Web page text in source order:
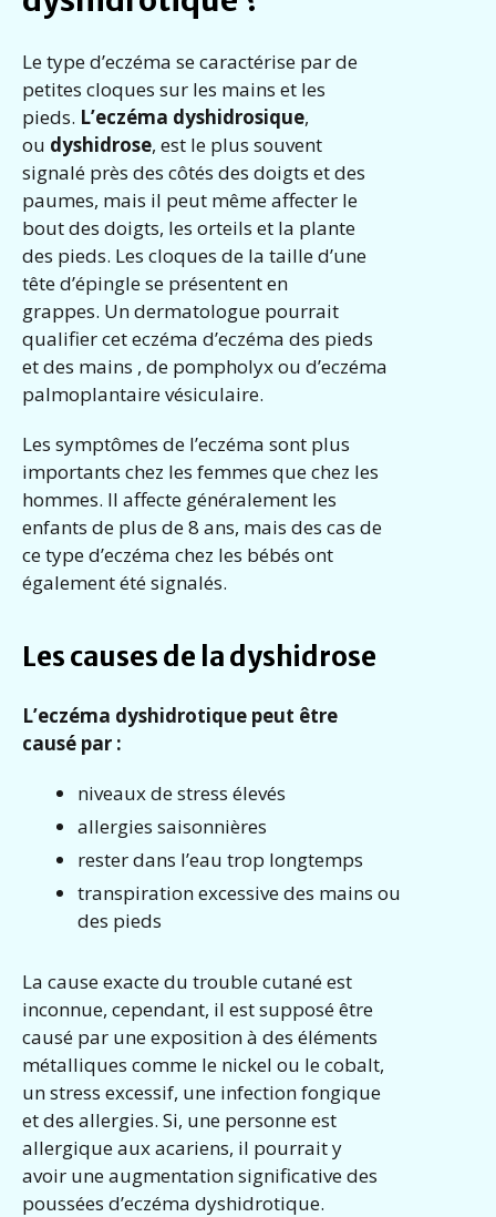
Le type d’eczéma se caractérise par de
petites cloques sur les mains et les
pieds. L’eczéma dyshidrosique,
ou dyshidrose, est le plus souvent
signalé près des côtés des doigts et des
paumes, mais il peut même affecter le
bout des doigts, les orteils et la plante
des pieds. Les cloques de la taille d’une
tête d’épingle se présentent en
grappes. Un dermatologue pourrait
qualifier cet eczéma d’eczéma des pieds
et des mains , de pompholyx ou d’eczéma
palmoplantaire vésiculaire.
Les symptômes de l’eczéma sont plus
importants chez les femmes que chez les
hommes. Il affecte généralement les
enfants de plus de 8 ans, mais des cas de
ce type d’eczéma chez les bébés ont
également été signalés.
Les causes de la dyshidrose
L’eczéma dyshidrotique peut être
causé par :
niveaux de stress élevés
allergies saisonnières
rester dans l’eau trop longtemps
transpiration excessive des mains ou
des pieds
La cause exacte du trouble cutané est
inconnue, cependant, il est supposé être
causé par une exposition à des éléments
métalliques comme le nickel ou le cobalt,
un stress excessif, une infection fongique
et des allergies. Si, une personne est
allergique aux acariens, il pourrait y
avoir une augmentation significative des
poussées d’eczéma dyshidrotique.